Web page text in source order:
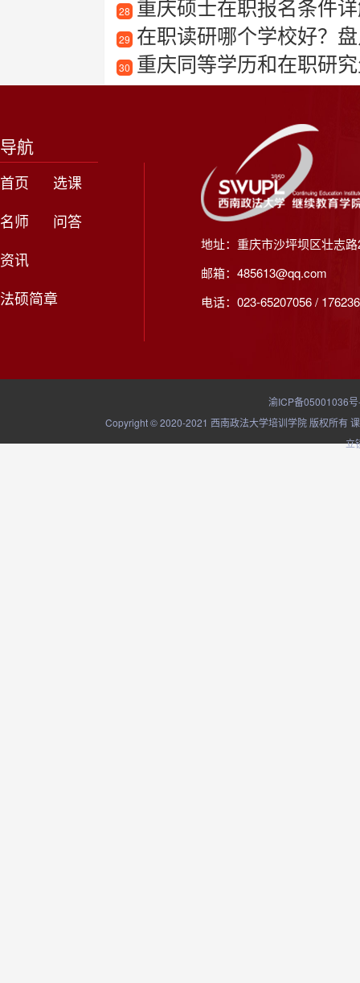
28 重庆硕士在职报名条件
29 在职读研哪个学校好？
30 重庆同等学历和在职研
导航
首页
选课
名师
问答
资讯
法硕简章
地址：重庆市沙坪坝区壮志
邮箱：485613@qq.com
电话：023-65207056 /
渝ICP备05001036
Copyright © 2020-2021 西南政法大学培训学院 版权所有
立